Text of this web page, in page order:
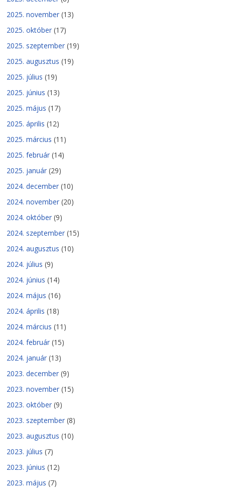
2025. november (13)
2025. október (17)
2025. szeptember (19)
2025. augusztus (19)
2025. július (19)
2025. június (13)
2025. május (17)
2025. április (12)
2025. március (11)
2025. február (14)
2025. január (29)
2024. december (10)
2024. november (20)
2024. október (9)
2024. szeptember (15)
2024. augusztus (10)
2024. július (9)
2024. június (14)
2024. május (16)
2024. április (18)
2024. március (11)
2024. február (15)
2024. január (13)
2023. december (9)
2023. november (15)
2023. október (9)
2023. szeptember (8)
2023. augusztus (10)
2023. július (7)
2023. június (12)
2023. május (7)